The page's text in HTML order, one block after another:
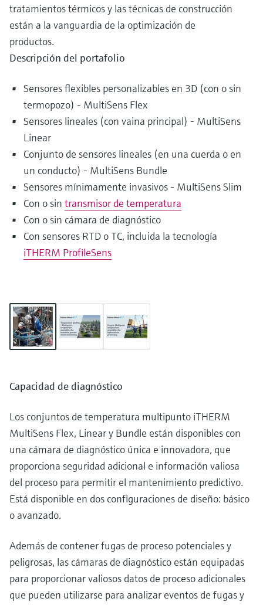
tratamientos térmicos y las técnicas de construcción
están a la vanguardia de la optimización de
productos.
Descripción del portafolio
Sensores flexibles personalizables en 3D (con o sin
termopozo) - MultiSens Flex
Sensores lineales (con vaina principal) - MultiSens
Linear
Conjunto de sensores lineales (en una cuerda o en
un conducto) - MultiSens Bundle
Sensores mínimamente invasivos - MultiSens Slim
Con o sin transmisor de temperatura
Con o sin cámara de diagnóstico
Con sensores RTD o TC, incluida la tecnología
iTHERM ProfileSens
Capacidad de diagnóstico
Los conjuntos de temperatura multipunto iTHERM
MultiSens Flex, Linear y Bundle están disponibles con
una cámara de diagnóstico única e innovadora, que
proporciona seguridad adicional e información valiosa
del proceso para permitir el mantenimiento predictivo.
Está disponible en dos configuraciones de diseño: básico
o avanzado.
Además de contener fugas de proceso potenciales y
peligrosas, las cámaras de diagnóstico están equipadas
para proporcionar valiosos datos de proceso adicionales
que pueden utilizarse para analizar eventos de fugas y